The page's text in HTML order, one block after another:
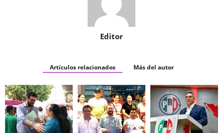
Editor
Artículos relacionados Más del autor